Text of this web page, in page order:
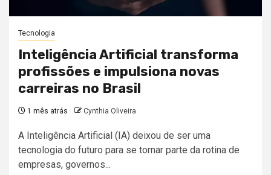
Tecnologia
Inteligência Artificial transforma
profissões e impulsiona novas
carreiras no Brasil
1 mês atrás Cynthia Oliveira
A Inteligência Artificial (IA) deixou de ser uma
tecnologia do futuro para se tornar parte da rotina de
empresas, governos...